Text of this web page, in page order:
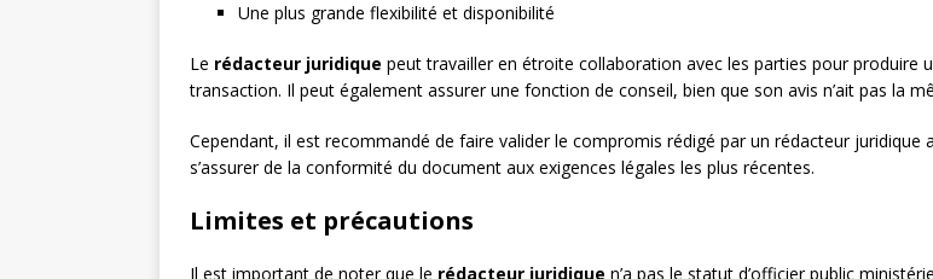
Une plus grande flexibilité et disponibilité
Le rédacteur juridique peut travailler en étroite collaboration avec les parties pour produire
transaction. Il peut également assurer une fonction de conseil, bien que son avis n’ait pas la
Cependant, il est recommandé de faire valider le compromis rédigé par un rédacteur juridique
s’assurer de la conformité du document aux exigences légales les plus récentes.
Limites et précautions
Il est important de noter que le rédacteur juridique n’a pas le statut d’officier public